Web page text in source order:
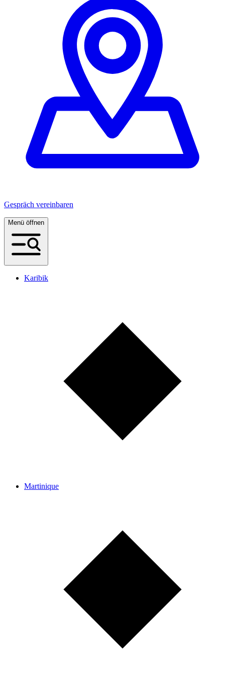
Gespräch vereinbaren
Menü öffnen
Karibik
Martinique